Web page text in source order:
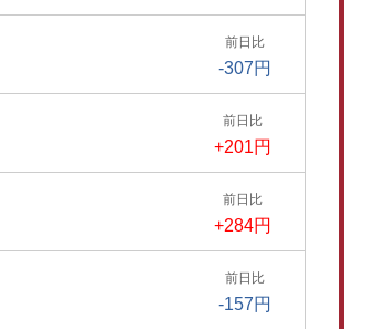
前日比
-307円
前日比
+201円
前日比
+284円
前日比
-157円